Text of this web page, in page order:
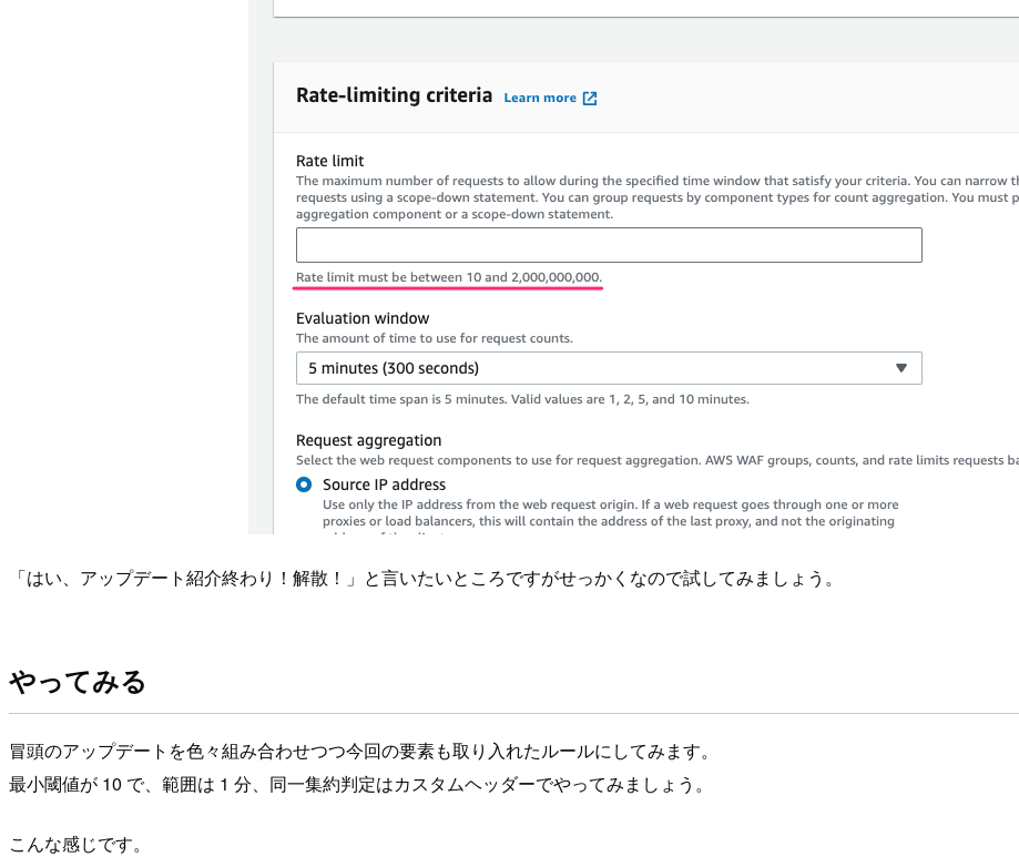
「はい、アップデート紹介終わり！解散！」と言いたいところですがせっかくなので試してみましょう。
やってみる
冒頭のアップデートを色々組み合わせつつ今回の要素も取り入れたルールにしてみます。
最小閾値が 10 で、範囲は 1 分、同一集約判定はカスタムヘッダーでやってみましょう。
こんな感じです。